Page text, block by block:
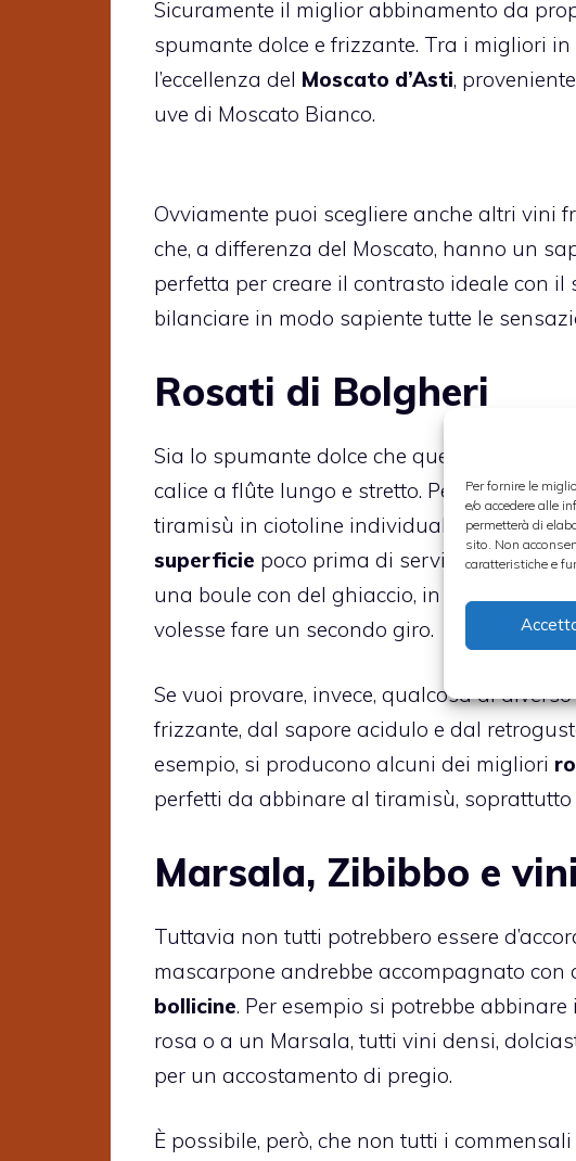
Per fornire le
e/o accedere alle
permetterà di
sito. Non
caratteristiche e
Sicuramente il miglior abbinamento da
spumante dolce e frizzante. Tra i migliori in
l’eccellenza del Moscato d’Asti,
uve di Moscato Bianco.
Ovviamente puoi scegliere anche altri vini
che, a differenza del Moscato, hanno un
perfetta per creare il contrasto ideale con il
bilanciare in modo sapiente tutte le
Rosati di Bolgheri
Sia lo spumante dolce che quello acidulo
calice a flûte lungo e stretto. Per
tiramisù in ciotoline individuali e,
superficie poco prima di servire il tiramisù.
una boule con del ghiaccio, in modo tale
volesse fare un secondo giro.
Se vuoi provare, invece, qualcosa di
frizzante, dal sapore acidulo e dal
esempio, si producono alcuni dei migliori
perfetti da abbinare al tiramisù,
Marsala, Zibibbo e
Tuttavia non tutti potrebbero essere
mascarpone andrebbe accompagnato con
bollicine. Per esempio si potrebbe
rosa o a un Marsala, tutti vini densi,
per un accostamento di pregio.
È possibile, però, che non tutti i